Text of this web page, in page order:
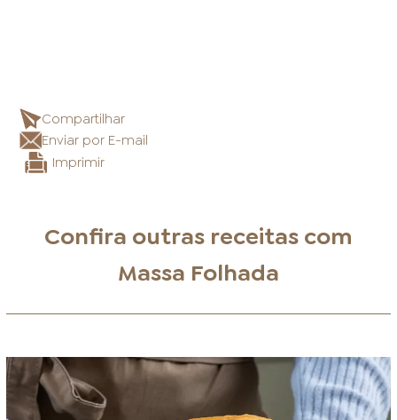
Compartilhar
Enviar por E-mail
Imprimir
Confira outras receitas com
Massa Folhada